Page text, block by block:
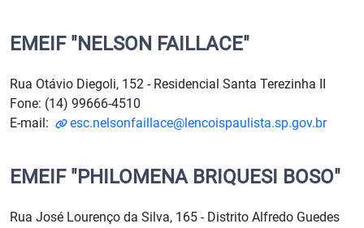
EMEIF "NELSON FAILLACE"
Rua Otávio Diegoli, 152 - Residencial Santa Terezinha II
Fone: (14) 99666-4510
E-mail:
esc.nelsonfaillace@lencoispaulista.sp.gov.br
EMEIF "PHILOMENA BRIQUESI BOSO"
Rua José Lourenço da Silva, 165 - Distrito Alfredo Guedes